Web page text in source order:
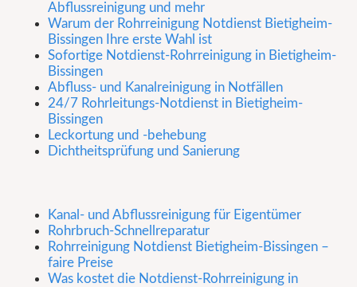
Abflussreinigung und mehr
Warum der Rohrreinigung Notdienst Bietigheim-
Bissingen Ihre erste Wahl ist
Sofortige Notdienst-Rohrreinigung in Bietigheim-
Bissingen
Abfluss- und Kanalreinigung in Notfällen
24/7 Rohrleitungs-Notdienst in Bietigheim-
Bissingen
Leckortung und -behebung
Dichtheitsprüfung und Sanierung
Kanal- und Abflussreinigung für Eigentümer
Rohrbruch-Schnellreparatur
Rohrreinigung Notdienst Bietigheim-Bissingen –
faire Preise
Was kostet die Notdienst-Rohrreinigung in